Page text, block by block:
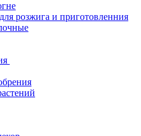
розжига и приготовленния